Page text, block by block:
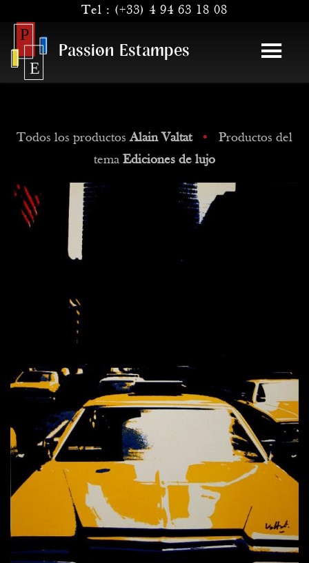
Tel : (+33) 4 94 63 18 08
Passion Estampes
Todos los productosAlain Valtat •
Productos del
tema Ediciones de lujo